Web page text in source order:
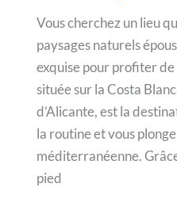
Vous cherchez un lieu
paysages naturels
exquise pour profiter de
située sur la Costa
d’Alicante, est la
la routine et vous
méditerranéenne.
pied